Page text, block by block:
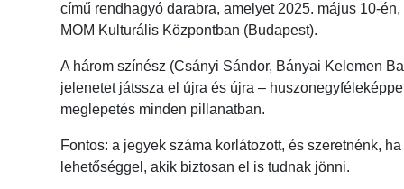
című rendhagyó darabra, amelyet 2025. május 10-
MOM Kulturális Központban (Budapest).
A három színész (Csányi Sándor, Bányai Kelemen
jelenetet játssza el újra és újra –
meglepetés minden pillanatban.
Fontos: a jegyek száma korlátozott, és szeretnénk,
lehetőséggel, akik biztosan el is tudnak jönni.